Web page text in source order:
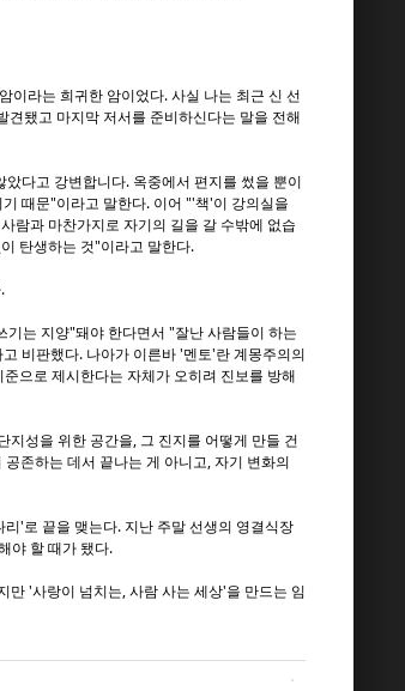
이라는 희귀한 암이었다. 사실 나는 최근 신 선
됐고 마지막 저서를 준비하신다는 말을 전해
다고 강변합니다. 옥중에서 편지를 썼을 뿐이
때문"이라고 말한다. 이어 "'책'이 강의실을
람과 마찬가지로 자기의 길을 갈 수밖에 없습
탄생하는 것"이라고 말한다.
는 지양"돼야 한다면서 "잘난 사람들이 하는
비판했다. 나아가 이른바 '멘토'란 계몽주의의
으로 제시한다는 자체가 오히려 진보를 방해
성을 위한 공간을, 그 진지를 어떻게 만들 건
존하는 데서 끝나는 게 아니고, 자기 변화의
'로 끝을 맺는다. 지난 주말 선생의 영결식장
야 할 때가 됐다.
'사랑이 넘치는, 사람 사는 세상'을 만드는 임